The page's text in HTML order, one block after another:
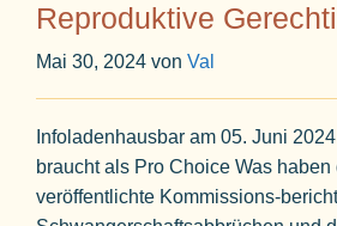
Reproduktive
Mai 30, 2024 von Val
Infoladenhausbar am 05. Juni
braucht als Pro Choice Was haben
veröffentlichte Kommissions-